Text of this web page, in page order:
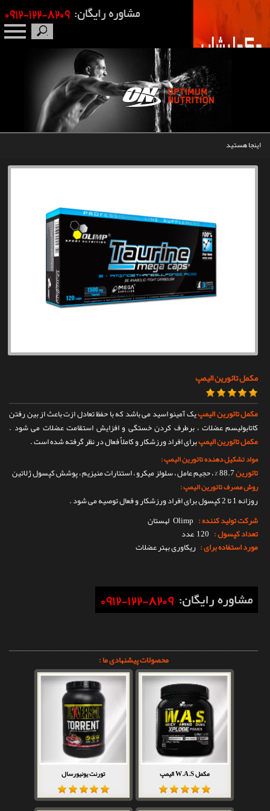
اینجا هستید
مکمل تائورین الیمپ
مکمل تائورین الیمپیک آمینو اسید می باشد که با حفظ تعادل ازت باعث از بین رفتن
کاتابولیسم عضلات ، برطرف کردن خستگی و افزایش استقامت عضلات می شود .
مکمل تائورین الیمپبرای افراد ورزشکار و کاملاٌ فعال در نظر گرفته شده است .
مواد تشکیل دهنده تائورین الیمپ :
تائورین88.7 % ، حجیم عامل ، سلولز میکرو ، استئارات منیزیم ، پوشش کپسول ژلاتین
روش مصرف تائورین الیمپ :
روزانه 1 تا 2 کپسول برای افراد ورزشکار و فعال توصیه می شود .
شرکت تولید کننده : Olimp لهستان
تعداد کپسول : 120 عدد
مورد استفاده برای : ریکاوری بهتر عضلات
محصولات پیشنهادی ما :
مکمل W.A.S الیمپ تورنت یونیورسال